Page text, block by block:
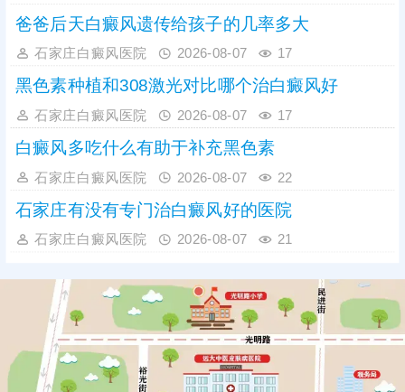
爸爸后天白癜风遗传给孩子的几率多大
石家庄白癜风医院 2026-08-07 17
黑色素种植和308激光对比哪个治白癜风好
石家庄白癜风医院 2026-08-07 17
白癜风多吃什么有助于补充黑色素
石家庄白癜风医院 2026-08-07 22
石家庄有没有专门治白癜风好的医院
石家庄白癜风医院 2026-08-07 21